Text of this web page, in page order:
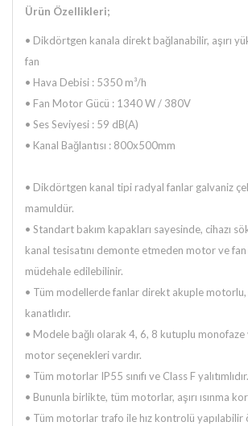
Ürün Özellikleri;
• Dikdörtgen kanala direkt bağlanabilir, aşırı
fan
• Hava Debisi : 5350 m³/h
• Fan Motor Gücü : 1340 W / 380V
• Ses Seviyesi : 59 dB(A)
• Kanal Bağlantısı : 800x500mm
• Dikdörtgen kanal tipi radyal fanlar galvaniz
mamuldür.
• Standart bakım kapakları sayesinde, cihazı
kanal tesisatını demonte etmeden motor ve fan
müdehale edilebilinir.
• Tüm modellerde fanlar direkt akuple motorlu,
kanatlıdır.
• Modele bağlı olarak 4, 6, 8 kutuplu
motor seçenekleri vardır.
• Tüm motorlar IP55 sınıfı ve Class F yalıtımlıdır.
• Bununla birlikte, tüm motorlar, aşırı ısınma
• Tüm motorlar trafo ile hız kontrolü yapılabilir